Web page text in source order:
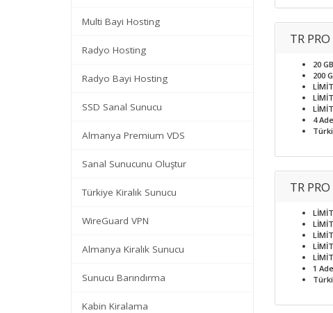
Multi Bayi Hosting
Radyo Hosting
Radyo Bayi Hosting
SSD Sanal Sunucu
Almanya Premium VDS
Sanal Sunucunu Oluştur
Türkiye Kiralık Sunucu
WireGuard VPN
Almanya Kiralık Sunucu
Sunucu Barındırma
Kabin Kiralama
TR
20 GB
200
4
TR
1